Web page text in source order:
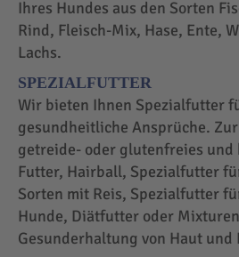
Ihres Hundes aus den Sorten
Rind, Fleisch-Mix, Hase, Ente,
Lachs.
SPEZIALFUTTER
Wir bieten Ihnen Spezialfutter
gesundheitliche Ansprüche.
getreide- oder glutenfreies und
Futter, Hairball, Spezialfutter
Sorten mit Reis, Spezialfutter
Hunde, Diätfutter oder
Gesunderhaltung von Haut und